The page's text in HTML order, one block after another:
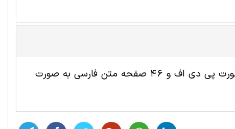
این مقاله ترجمه شده حسابداری شامل 16 صفحه انگلیسی به صورت پی دی اف و 46 صفحه متن فارسی به صورت